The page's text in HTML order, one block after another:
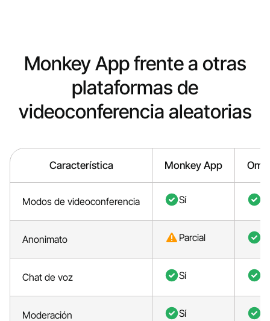
Monkey App frente a otras
plataformas de
videoconferencia aleatorias
Característica Monkey App
Modos de videoconferencia Sí
Anonimato Parcial
Chat de voz Sí
Moderación Sí